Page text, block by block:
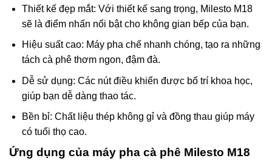
Thiết kế đẹp mắt: Với thiết kế sang trọng, Milesto M18
sẽ là điểm nhấn nổi bật cho không gian bếp của bạn.
Hiệu suất cao: Máy pha chế nhanh chóng, tạo ra những
tách cà phê thơm ngon, đậm đà.
Dễ sử dụng: Các nút điều khiển được bố trí khoa học,
giúp bạn dễ dàng thao tác.
Bền bỉ: Chất liệu thép không gỉ và đồng thau giúp máy
có tuổi thọ cao.
Ứng dụng của máy pha cà phê Milesto M18